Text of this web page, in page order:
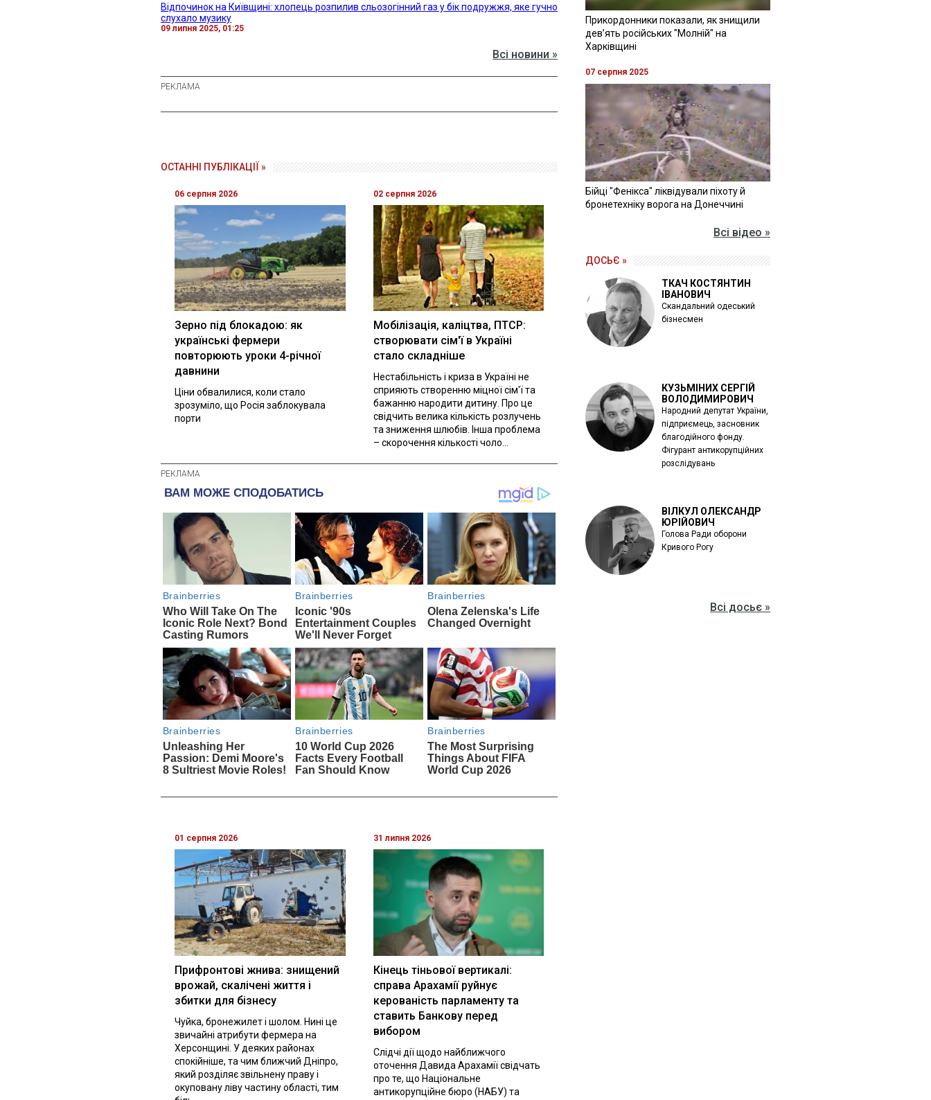
Відпочинок на Київщині: хлопець розпилив сльозогінний газ у бік подружжя, яке гучно
слухало музику
09 липня 2025, 01:25
Всі новини »
ОСТАННІ ПУБЛІКАЦІЇ »
06 серпня 2026
Зерно під блокадою: як
українські фермери
повторюють уроки 4-річної
давнини
Ціни обвалилися, коли стало
зрозуміло, що Росія заблокувала
порти
02 серпня 2026
Мобілізація, каліцтва, ПТСР:
створювати сім'ї в Україні
стало складніше
Нестабільність і криза в Україні не
сприяють створенню міцної сім'ї та
бажанню народити дитину. Про це
свідчить велика кількість розлучень
та зниження шлюбів. Інша проблема
– скорочення кількості чоло...
01 серпня 2026
Прифронтові жнива: знищений
врожай, скалічені життя і
збитки для бізнесу
Чуйка, бронежилет і шолом. Нині це
звичайні атрибути фермера на
Херсонщині. У деяких районах
спокійніше, та чим ближчий Дніпро,
який розділяє звільнену праву і
окуповану ліву частину області, тим
31 липня 2026
Кінець тіньової вертикалі:
справа Арахамії руйнує
керованість парламенту та
ставить Банкову перед
вибором
Слідчі дії щодо найближчого
оточення Давида Арахамії свідчать
про те, що Національне
антикорупційне бюро (НАБУ) та
Прикордонники показали, як знищили
девʼять російських "Молній" на
Харківщині
07 серпня 2025
Бійці "Фенікса" ліквідували піхоту й
бронетехніку ворога на Донеччині
Всі відео »
ДОСЬЄ »
ТКАЧ КОСТЯНТИН
ІВАНОВИЧ
Скандальний одеський
бізнесмен
КУЗЬМІНИХ СЕРГІЙ
ВОЛОДИМИРОВИЧ
Народний депутат України,
підприємець, засновник
благодійного фонду.
Фігурант антикорупційних
розслідувань
ВІЛКУЛ ОЛЕКСАНДР
ЮРІЙОВИЧ
Голова Ради оборони
Кривого Рогу
Всі досьє »